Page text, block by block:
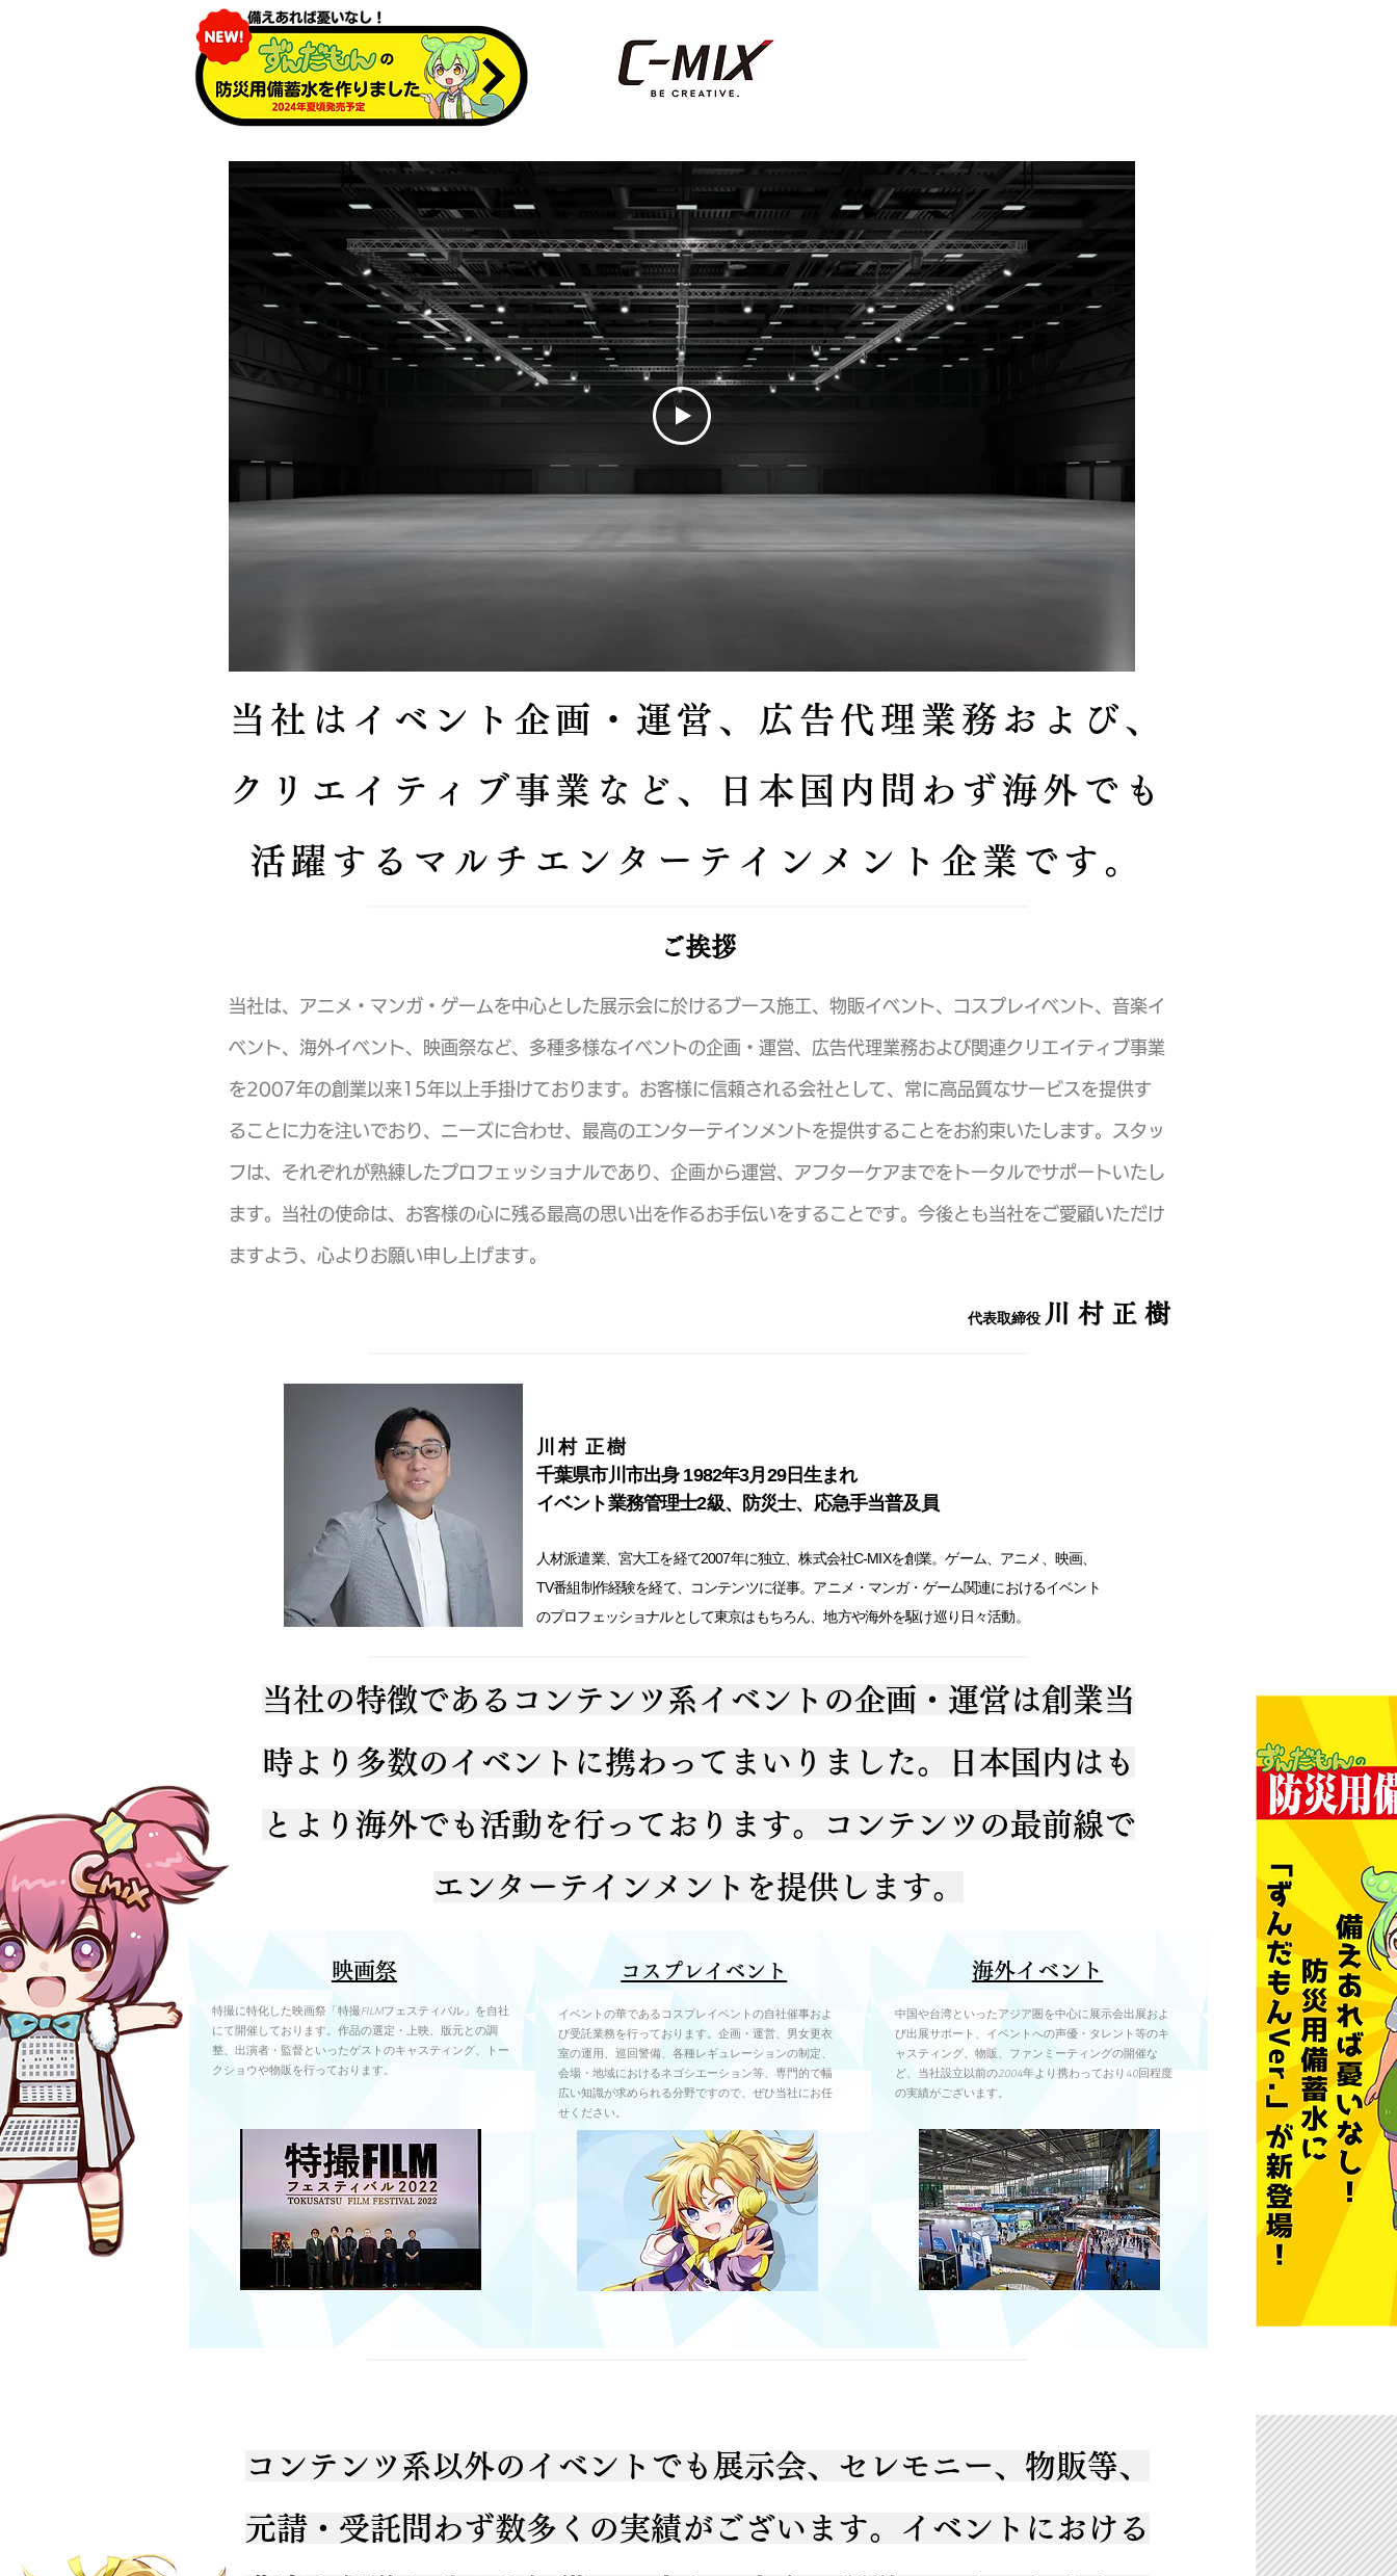
当社はイベント企画・運営、広告代理業務および、
クリエイティブ事業など、日本国内問わず海外でも
活躍するマルチエンターテインメント企業です。
ご挨拶
当社は、アニメ・マンガ・ゲームを中心とした展示会に於けるブース施工、 物販イベント、コスプレイベント、音楽イ
ベント、海外イベント、映画祭など、多種多様なイベントの企画・運営、広告代理業務および関連クリエイティブ事業
を2007年の創業以来15年以上手掛けております。お客様に信頼される会社として、常に高品質なサービスを提供す
ることに力を注いでおり、ニーズに合わせ、最高のエンターテインメントを提供することをお約束いたします。スタッ
フは、それぞれが熟練したプロフェッショナルであり、企画から運営、アフターケアまでをトータルでサポートいたし
ます。当社の使命は、お客様の心に残る最高の思い出を作るお手伝いをすることです。今後とも当社をご愛顧いただけ
ますよう、心よりお願い申し上げます。
代表取締役 川 村 正 樹
川 村 正 樹
千葉県市川市出身 1982年3月29日生まれ
イベント業務管理士2級、防災士、応急手当普及員
人材派遣業、宮大工を経て2007年に独立、株式会社C-MIXを創業。ゲーム、アニメ、映画、
TV番組制作経験を経て、コンテンツに従事。アニメ・マンガ・ゲーム関連におけるイベント
のプロフェッショナルとして東京はもちろん、地方や海外を駆け巡り日々活動。
当社の特徴であるコンテンツ系イベントの企画・運営は創業当
時より多数のイベントに携わってまいりました。日本国内はも
とより海外でも活動を行っております。コンテンツの最前線で
エンターテインメントを提供します。
映画祭
特撮に特化した映画祭「特撮FILMフェスティバル」を自社
にて開催しております。作品の選定・上映、版元との調
整、出演者・監督といったゲストのキャスティング、トー
クショウや物販を行っております。
​コスプレイベント
​イベントの華であるコスプレイベントの自社催事およ
び受託業務を行っております。企画・運営、男女更衣
室の運用、巡回警備、各種レギュレーションの制定、
会場・地域におけるネゴシエーション等、専門的で幅
広い知識が求められる分野ですので、ぜひ当社にお任
せください。
海外イベント
中国や台湾といったアジア圏を中心に展示会出展およ
び出展サポート、イベントへの声優・タレント等のキ
ャスティング、物販、ファンミーティングの開催な
ど、当社設立以前の2004年より携わっており40回程度
の実績がございます。
コンテンツ系以外のイベントでも展示会、セレモニー、物販等、
元請・受託問わず数多くの実績がございます。イベントにおける